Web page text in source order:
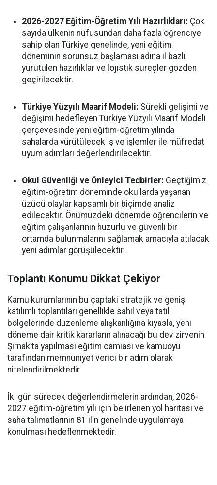
2026-2027 Eğitim-Öğretim Yılı Hazırlıkları: Çok
sayıda ülkenin nüfusundan daha fazla öğrenciye
sahip olan Türkiye genelinde, yeni eğitim
döneminin sorunsuz başlaması adına il bazlı
yürütülen hazırlıklar ve lojistik süreçler gözden
geçirilecektir.
Türkiye Yüzyılı Maarif Modeli: Sürekli gelişimi ve
değişimi hedefleyen Türkiye Yüzyılı Maarif Modeli
çerçevesinde yeni eğitim-öğretim yılında
sahalarda yürütülecek iş ve işlemler ile müfredat
uyum adımları değerlendirilecektir.
Okul Güvenliği ve Önleyici Tedbirler: Geçtiğimiz
eğitim-öğretim döneminde okullarda yaşanan
üzücü olaylar kapsamlı bir biçimde analiz
edilecektir. Önümüzdeki dönemde öğrencilerin ve
eğitim çalışanlarının huzurlu ve güvenli bir
ortamda bulunmalarını sağlamak amacıyla atılacak
yeni adımlar görüşülecektir.
Toplantı Konumu Dikkat Çekiyor
Kamu kurumlarının bu çaptaki stratejik ve geniş
katılımlı toplantıları genellikle sahil veya tatil
bölgelerinde düzenleme alışkanlığına kıyasla, yeni
döneme dair kritik kararların alınacağı bu dev zirvenin
Şırnak’ta yapılması eğitim camiası ve kamuoyu
tarafından memnuniyet verici bir adım olarak
nitelendirilmektedir.
İki gün sürecek değerlendirmelerin ardından, 2026-
2027 eğitim-öğretim yılı için belirlenen yol haritası ve
saha talimatlarının 81 ilin genelinde uygulamaya
konulması hedeflenmektedir.